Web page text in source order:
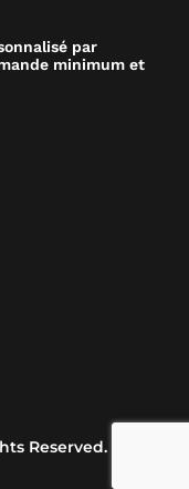
par
minimum et
Reserved.